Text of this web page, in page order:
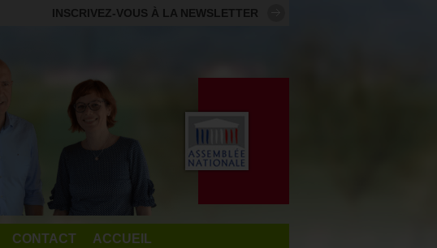
INSCRIVEZ-VOUS À LA NEWSLETTER
CONTACT ACCUEIL